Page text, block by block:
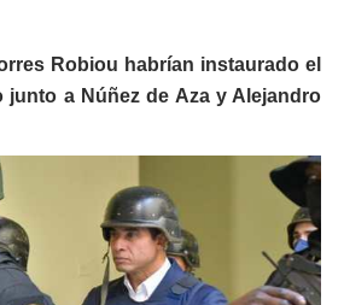
Robiou habrían instaurado el
junto a Núñez de Aza y Alejandro